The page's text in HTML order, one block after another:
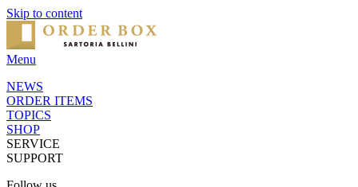
Skip to content
Menu
NEWS
ORDER ITEMS
TOPICS
SHOP
SERVICE
SUPPORT